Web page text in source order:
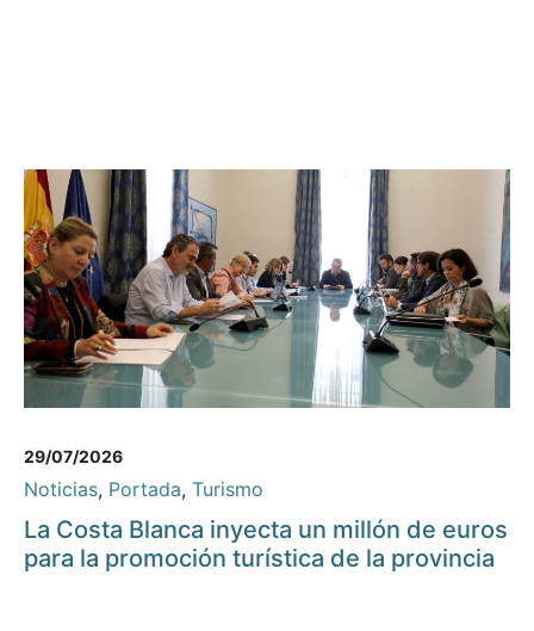
29/07/2026
Noticias, Portada, Turismo
La Costa Blanca inyecta un millón de euros
para la promoción turística de la provincia